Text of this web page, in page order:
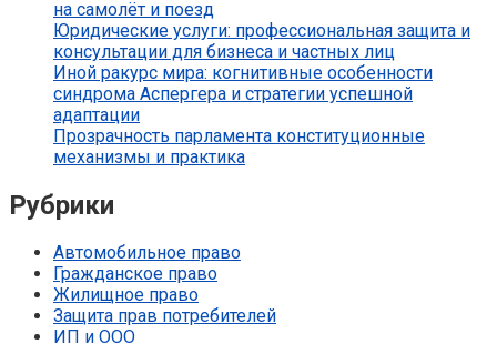
на самолёт и поезд
Юридические услуги: профессиональная защита и
консультации для бизнеса и частных лиц
Иной ракурс мира: когнитивные особенности
синдрома Аспергера и стратегии успешной
адаптации
Прозрачность парламента конституционные
механизмы и практика
Рубрики
Автомобильное право
Гражданское право
Жилищное право
Защита прав потребителей
ИП и ООО